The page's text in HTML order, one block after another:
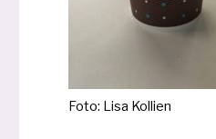
Foto: Lisa Kollien